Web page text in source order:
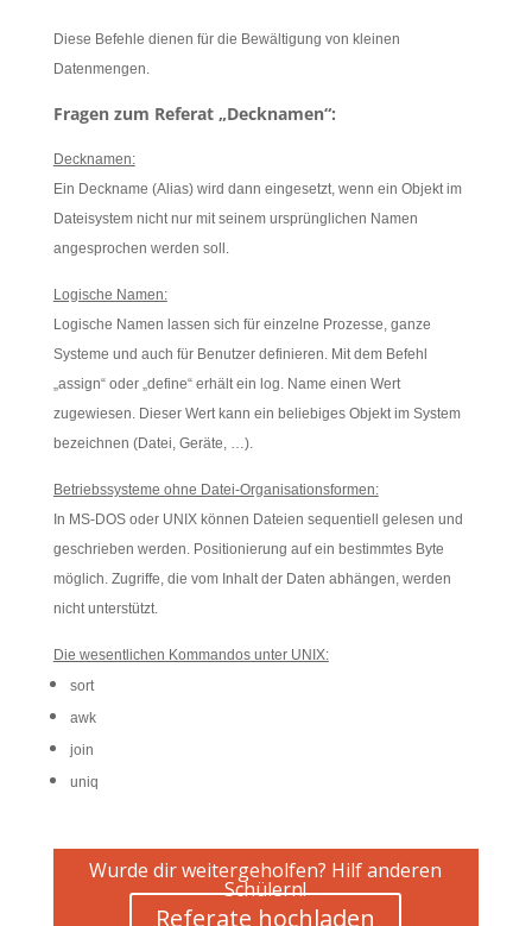
Diese Befehle dienen für die Bewältigung von kleinen
Datenmengen.
Fragen zum Referat „Decknamen“:
Decknamen:
Ein Deckname (Alias) wird dann eingesetzt, wenn ein Objekt im
Dateisystem nicht nur mit seinem ursprünglichen Namen
angesprochen werden soll.
Logische Namen:
Logische Namen lassen sich für einzelne Prozesse, ganze
Systeme und auch für Benutzer definieren. Mit dem Befehl
„assign“ oder „define“ erhält ein log. Name einen Wert
zugewiesen. Dieser Wert kann ein beliebiges Objekt im System
bezeichnen (Datei, Geräte, …).
Betriebssysteme ohne Datei-Organisationsformen:
In MS-DOS oder UNIX können Dateien sequentiell gelesen und
geschrieben werden. Positionierung auf ein bestimmtes Byte
möglich. Zugriffe, die vom Inhalt der Daten abhängen, werden
nicht unterstützt.
Die wesentlichen Kommandos unter UNIX:
sort
awk
join
uniq
Wurde dir weitergeholfen? Hilf anderen
Schülern!
Referate hochladen